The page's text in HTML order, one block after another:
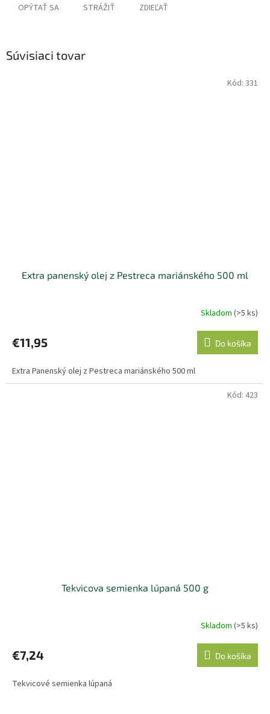
OPÝTAŤ SA STRÁŽIŤ ZDIEĽAŤ
Súvisiaci tovar
Extra panenský olej z Pestreca mariánského 500 ml
produktu
je
z
5
Skladom(>5 ks)
€11,95 Do košíka
Extra Panenský olej z Pestreca mariánského 500 ml
Kód: 331
Tekvicova semienka lúpaná 500 g
Skladom (>5 ks)
€7,24 Do košíka
Tekvicové semienka lúpaná
Kód: 423